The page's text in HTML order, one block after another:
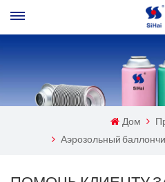
Дом
Аэрозольный